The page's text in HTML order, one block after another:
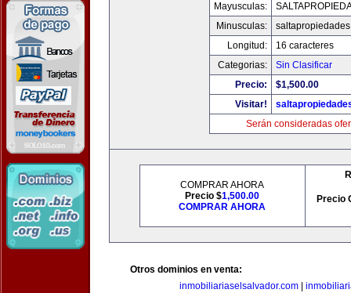
Mayusculas:
Minusculas:
Longitud:
16 caracteres
Categorias:
Sin Clasificar
Precio:
$1,500.00
Visitar!
Serán consideradas
COMPRAR AHORA
Precio $1,500.00
COMPRAR AHORA
Precio
Otros dominios en venta:
inmobiliariaselsalvador.com|